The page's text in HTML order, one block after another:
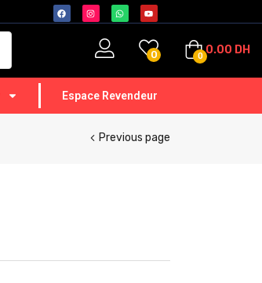
0 0 0.00 DH
Espace Revendeur
Previous page